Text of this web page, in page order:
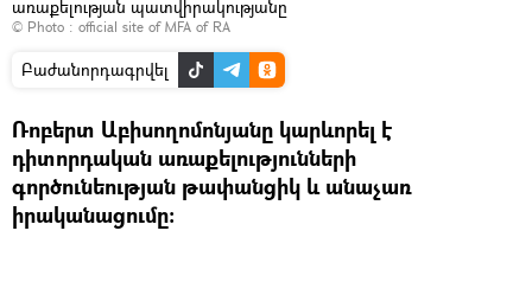
առաքելության պատվիրակությանը
© Photo : official site of MFA of RA
Բաժանորդագրվել
Ռոբերտ Աբիսողոմոնյանը կարևորել է
դիտորդական առաքելությունների
գործունեության թափանցիկ և անաչառ
իրականացումը: